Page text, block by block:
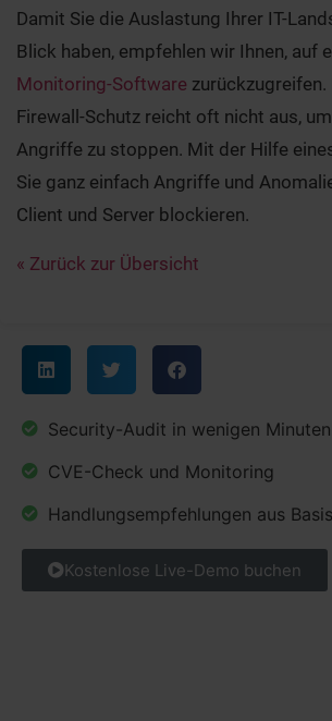
Damit Sie die Auslastung Ihrer IT-
Blick haben, empfehlen wir Ihnen, auf
Monitoring-Software zurückzugreifen.
Firewall-Schutz reicht oft nicht aus,
Angriffe zu stoppen. Mit der Hilfe
Sie ganz einfach Angriffe und
Client und Server blockieren.
« Zurück zur Übersicht
Security-Audit in wenigen Minuten
CVE-Check und Monitoring
Handlungsempfehlungen aus
Kostenlose Live-Demo buchen